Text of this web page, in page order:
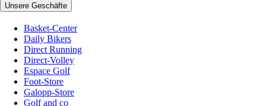
Unsere Geschäfte
Basket-Center
Daily Bikers
Direct Running
Direct-Volley
Espace Golf
Foot-Store
Galopp-Store
Golf and co